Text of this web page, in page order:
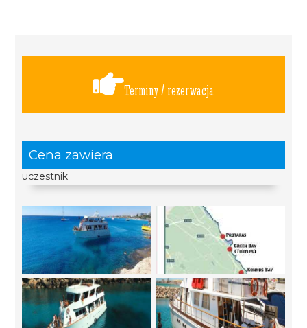
Terminy / rezerwacja
Cena zawiera
uczestnik